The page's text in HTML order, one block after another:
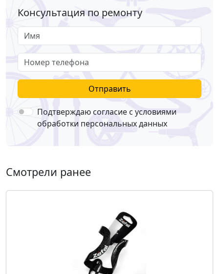
Консультация по ремонту
Имя
Номер телефона
Отправить
Подтверждаю согласие с условиями
обработки персональных данных
Смотрели ранее